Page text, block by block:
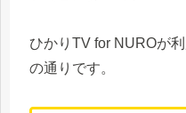
ひかりTV for NUROが
の通りです。